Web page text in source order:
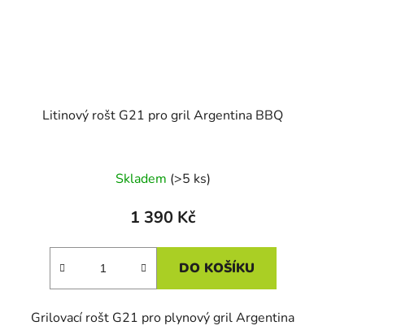
Litinový rošt G21 pro gril Argentina BBQ
Skladem (>5 ks)
1 390 Kč
DO KOŠÍKU
Grilovací rošt G21 pro plynový gril Argentina